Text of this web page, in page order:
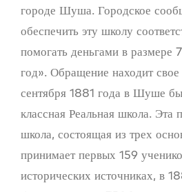
городе Шуша. Городское
обеспечить эту школу
помогать деньгами в размере
год». Обращение находит
сентября 1881 года в Шуше
классная Реальная школа. Эта
школа, состоящая из трех
принимает первых 159
исторических источниках, в